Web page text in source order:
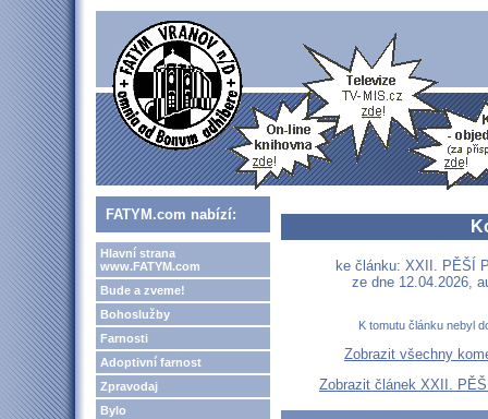
FATYM.com nabízí:
Hlavní strana
www.FATYM.com
Bude a zveme!
Bohoslužby
Farnosti
Adoptivní farnost
Zpravodaj
Bylo
ke článku: XXII. PĚŠÍ
ze dne 12.04.2026,
K tomutu článku nebyl
Zobrazit všechny
Zobrazit článek XXII.